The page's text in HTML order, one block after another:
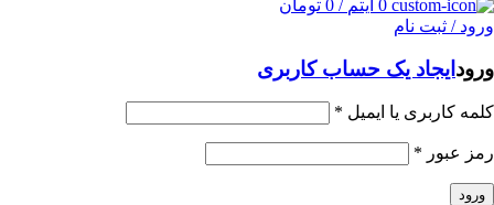
0 آیتم /
0 تومان
ورود / ثبت نام
ورود ایجاد یک حساب کاربری
کلمه کاربری یا ایمیل *
رمز عبور *
ورود